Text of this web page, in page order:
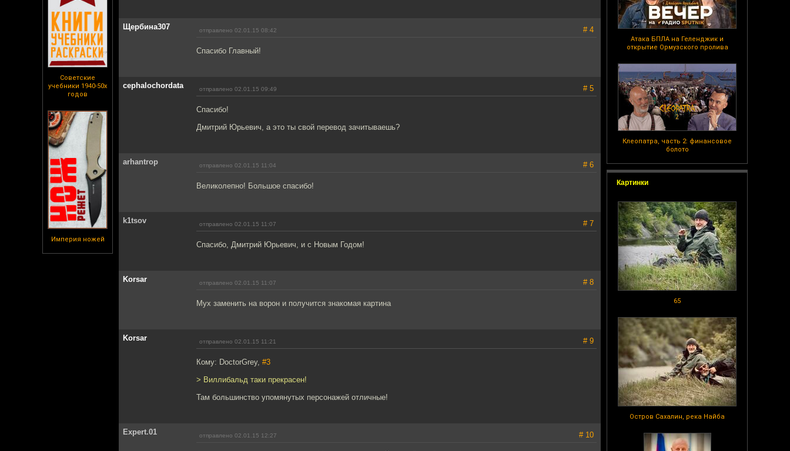
Советские
учебники 1940-50х
годов
Империя ножей
Атака БПЛА на Геленджик и
открытие Ормузского пролива
Клеопатра, часть 2: финансовое
болото
Картинки
65
Остров Сахалин, река Найба
Щербина307 отправлено 02.01.15 08:42 # 4
Спасибо Главный!
cephalochordata отправлено 02.01.15 09:49 # 5
Спасибо!
Дмитрий Юрьевич, а это ты свой перевод зачитываешь?
arhantrop отправлено 02.01.15 11:04 # 6
Великолепно! Большое спасибо!
k1tsov отправлено 02.01.15 11:07 # 7
Спасибо, Дмитрий Юрьевич, и с Новым Годом!
Korsar отправлено 02.01.15 11:07 # 8
Мух заменить на ворон и получится знакомая картина
Korsar отправлено 02.01.15 11:21 # 9
Кому: DoctorGrey, #3
> Виллибальд таки прекрасен!
Там большинство упомянутых персонажей отличные!
Expert.01 отправлено 02.01.15 12:27 # 10